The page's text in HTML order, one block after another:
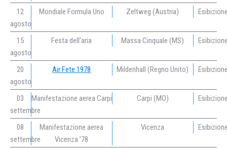
12
agosto
Mondiale Formula Uno Zeltweg (Austria)
15
agosto
Festa dell’aria Massa Cinquale (MS)
20
agosto
Air Fete 1978 Mildenhall (Regno Unito)
03
settembre
Manifestazione aerea Carpi Carpi (MO)
08
settembre
Manifestazione aerea
Vicenza ’78
Vicenza